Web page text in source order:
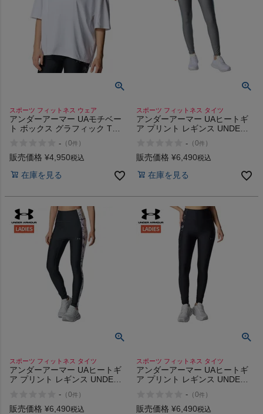
スポーツ フィットネス ウェア
アンダーアーマー UAモチベー
ト ボックス グラフィック Tシ
Motivate Box Graphic T-Shirt
- （0件 ）
販売価格 ¥4,950税込
在庫を見る
スポーツ フィットネス タイツ
アンダーアーマー UAヒートギ
ア プリント レギンス UNDER
- （0件 ）
販売価格 ¥6,490税込
在庫を見る
スポーツ フィットネス タイツ
アンダーアーマー UAヒートギ
ア プリント レギンス UNDER
- （0件 ）
販売価格 ¥6,490税込
スポーツ フィットネス タイツ
アンダーアーマー UAヒートギ
ア プリント レギンス UNDER
- （0件 ）
販売価格 ¥6,490税込